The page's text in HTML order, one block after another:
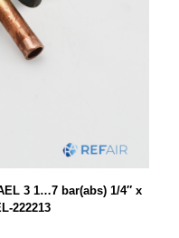
3 1…7 bar(abs) 1/4″ x
222213